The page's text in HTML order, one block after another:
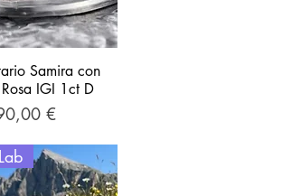
rapida
Samira con
IGI 1ct D
€